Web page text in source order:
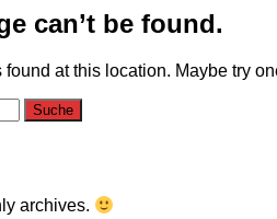
can’t be found.
found at this location. Maybe try
archives.